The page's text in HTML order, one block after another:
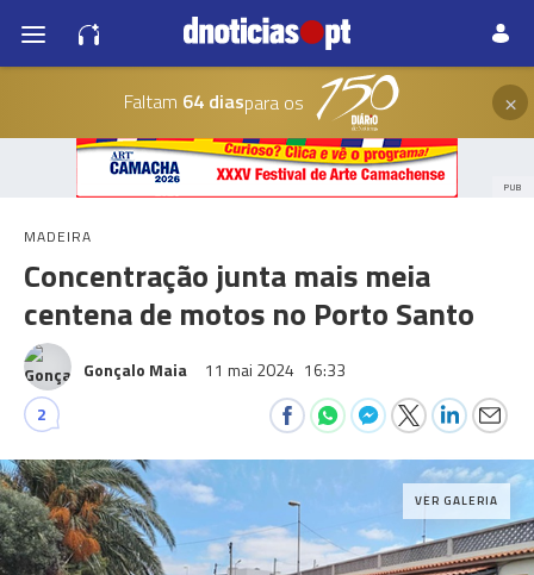
Faltam 64 diaspara os ×
PUB
MADEIRA
Concentração junta mais meia
centena de motos no Porto Santo
Gonçalo Maia 11 mai 2024 16:33
2
VER GALERIA